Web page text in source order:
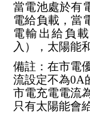
當電池處於有
電給負載，當
電輸出給負
入），太陽能
備註：在市電
流設定不為0A
市電充電電流
只有太陽能會